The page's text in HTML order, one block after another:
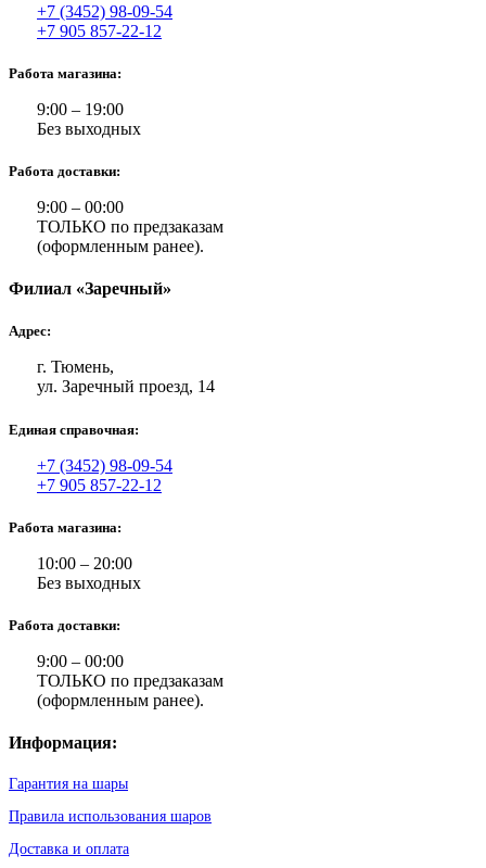
+7 (3452) 98-09-54
+7 905 857-22-12
Работа магазина:
9:00 – 19:00
Без выходных
Работа доставки:
9:00 – 00:00
ТОЛЬКО по предзаказам
(оформленным ранее).
Филиал «Заречный»
Адрес:
г. Тюмень,
ул. Заречный проезд, 14
Единая справочная:
+7 (3452) 98-09-54
+7 905 857-22-12
Работа магазина:
10:00 – 20:00
Без выходных
Работа доставки:
9:00 – 00:00
ТОЛЬКО по предзаказам
(оформленным ранее).
Информация:
Гарантия на шары
Правила использования шаров
Доставка и оплата